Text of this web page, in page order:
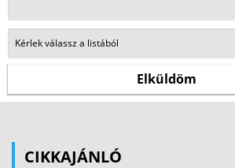
CIKKAJÁNLÓ